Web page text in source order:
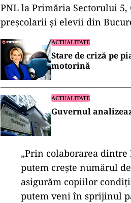
PNL la Primăria Sectorului
preșcolarii și elevii din
ACTUALITATE
Stare de criză pe
motorină
ACTUALITATE
Guvernul
„Prin colaborarea
putem crește numărul
asigurăm copiilor
putem veni în sprijinul